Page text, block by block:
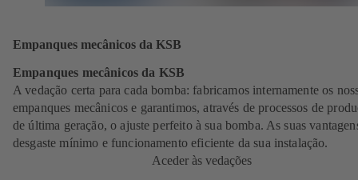
Empanques mecânicos da KSB
Empanques mecânicos da KSB
A vedação certa para cada bomba: fabricamos internamente os
empanques mecânicos e garantimos, através de processos de
de última geração, o ajuste perfeito à sua bomba. As suas
desgaste mínimo e funcionamento eficiente da sua instalação.
Aceder às vedações